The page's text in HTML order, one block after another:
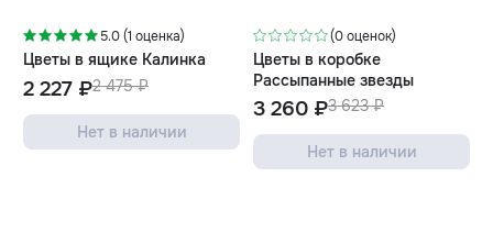
5.0 (1 оценка)
Цветы в ящике Калинка
2 475 ₽
2 227 ₽
Нет в наличии
(0 оценок)
Цветы в коробке
Рассыпанные звезды
3 623 ₽
3 260 ₽
Нет в наличии